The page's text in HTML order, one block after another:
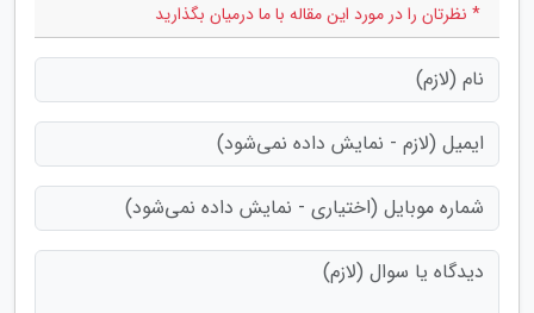
* نظرتان را در مورد این مقاله با ما درمیان بگذارید